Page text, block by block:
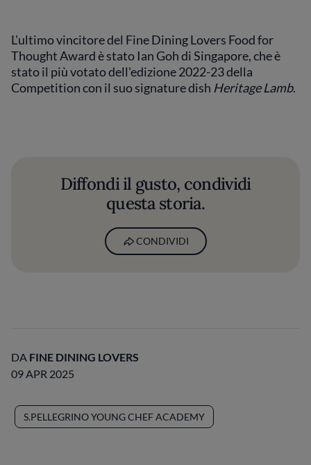
L'ultimo vincitore del Fine Dining Lovers Food for
Thought Award è stato Ian Goh di Singapore, che è
stato il più votato dell'edizione 2022-23 della
Competition con il suo signature dish Heritage Lamb.
Diffondi il gusto, condividi
questa storia.
CONDIVIDI
DA FINE DINING LOVERS
09 APR 2025
S.PELLEGRINO YOUNG CHEF ACADEMY